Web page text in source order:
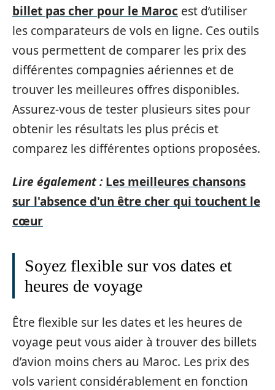
billet pas cher pour le Maroc est d’utiliser
les comparateurs de vols en ligne. Ces outils
vous permettent de comparer les prix des
différentes compagnies aériennes et de
trouver les meilleures offres disponibles.
Assurez-vous de tester plusieurs sites pour
obtenir les résultats les plus précis et
comparez les différentes options proposées.
Lire également : Les meilleures chansons
sur l'absence d'un être cher qui touchent le
cœur
Soyez flexible sur vos dates et
heures de voyage
Être flexible sur les dates et les heures de
voyage peut vous aider à trouver des billets
d’avion moins chers au Maroc. Les prix des
vols varient considérablement en fonction